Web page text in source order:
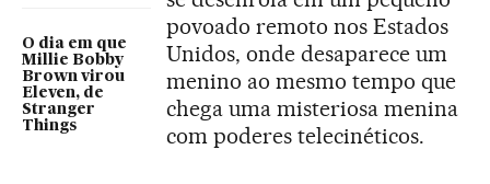
O dia em que
Millie Bobby
Brown virou
Eleven, de
Stranger
Things
povoado remoto nos Estados
Unidos, onde desaparece um
menino ao mesmo tempo que
chega uma misteriosa menina
com poderes telecinéticos.